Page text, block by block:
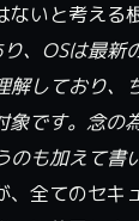
いと考える
、OSは最
しており
です。念の
も加えて書
全てのセキ